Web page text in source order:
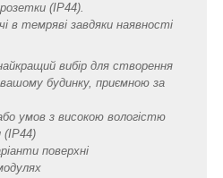
(IP44).
в темряві завдяки наявності
вибір для створення
будинку, приємною за
умов з високою вологістю
(IP44)
поверхні